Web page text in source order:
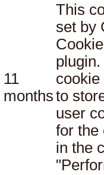
11
months
This
set by
cookie
to
user
for the
in the